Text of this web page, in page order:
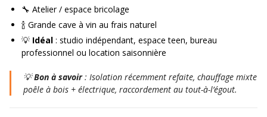
🔧 Atelier / espace bricolage
🍾 Grande cave à vin au frais naturel
💡 Idéal : studio indépendant, espace teen, bureau
professionnel ou location saisonnière
💡Bon à savoir: Isolation récemment refaite, chauffage mixte
poêle à bois + électrique, raccordement au tout-à-l’égout.